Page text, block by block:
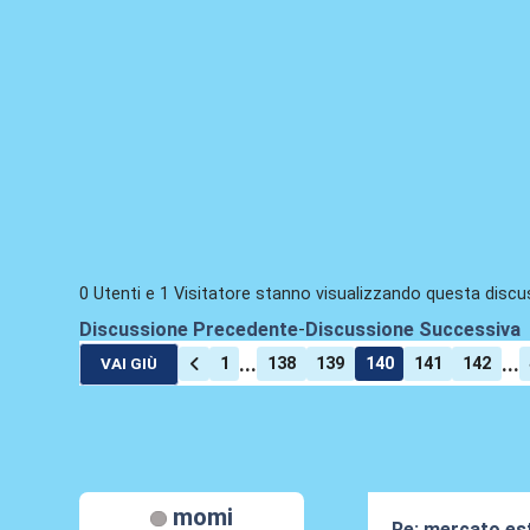
0 Utenti e 1 Visitatore stanno visualizzando questa
Discussione Precedente- Discussione Successiva
VAI GIÙ 1 ... 138 139 140 141 142 ...
momi